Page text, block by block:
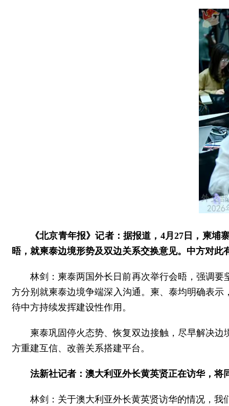
《北京青年报》记者：据报道，4月27日，柬
晤，就柬泰边境形势及双边关系交换意见。中方对此
林剑：柬泰两国外长日前再次举行会晤，强调
方分别就柬泰边境争端深入沟通。柬、泰均明确表
待中方持续发挥建设性作用。
柬泰巩固停火态势、恢复双边接触，尽早解决
方重建互信、改善关系搭建平台。
法新社记者：澳大利亚外长黄英贤正在访华，
林剑：关于澳大利亚外长黄英贤访华的情况，我